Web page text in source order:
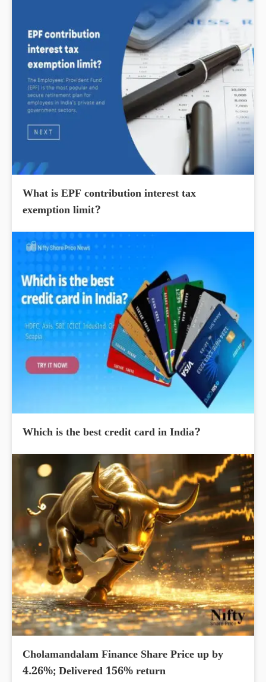
What is EPF contribution interest tax
exemption limit?
Which is the best credit card in India?
Cholamandalam Finance Share Price up by
4.26%; Delivered 156% return